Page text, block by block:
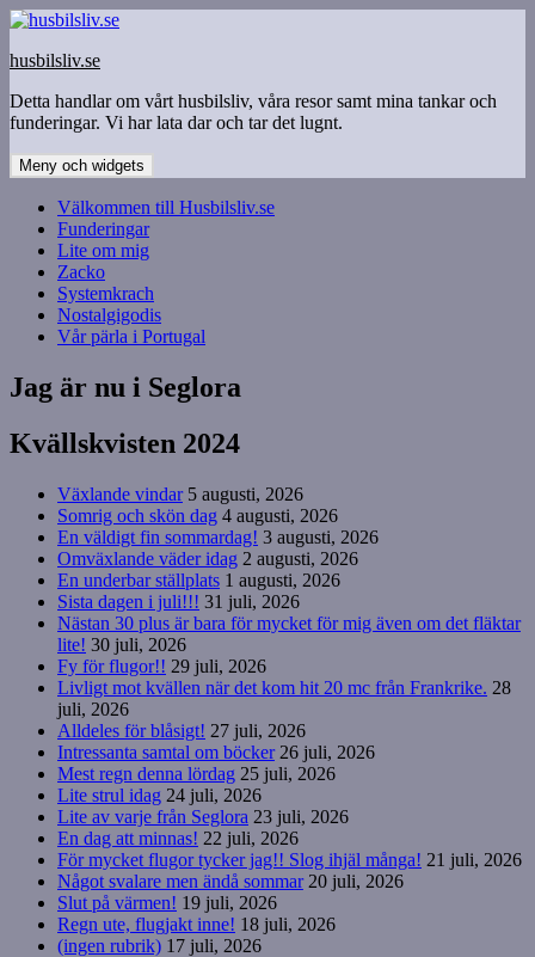
Hoppa
innehåll
husbilsliv.se
Detta handlar om vårt husbilsliv, våra resor samt mina tankar och
funderingar. Vi har lata dar och tar det lugnt.
Meny och widgets
Välkommen till Husbilsliv.se
Funderingar
Lite om mig
Zacko
Systemkrach
Nostalgigodis
Vår pärla i Portugal
Jag är nu i Seglora
Kvällskvisten 2024
Växlande vindar 5 augusti, 2026
Somrig och skön dag 4 augusti, 2026
En väldigt fin sommardag! 3 augusti, 2026
Omväxlande väder idag 2 augusti, 2026
En underbar ställplats 1 augusti, 2026
Sista dagen i juli!!! 31 juli, 2026
Nästan 30 plus är bara för mycket för mig även om det fläktar
lite! 30 juli, 2026
Fy för flugor!! 29 juli, 2026
Livligt mot kvällen när det kom hit 20 mc från Frankrike. 28
juli, 2026
Alldeles för blåsigt! 27 juli, 2026
Intressanta samtal om böcker 26 juli, 2026
Mest regn denna lördag 25 juli, 2026
Lite strul idag 24 juli, 2026
Lite av varje från Seglora 23 juli, 2026
En dag att minnas! 22 juli, 2026
För mycket flugor tycker jag!! Slog ihjäl många! 21 juli, 2026
Något svalare men ändå sommar 20 juli, 2026
Slut på värmen! 19 juli, 2026
Regn ute, flugjakt inne! 18 juli, 2026
(ingen rubrik) 17 juli, 2026